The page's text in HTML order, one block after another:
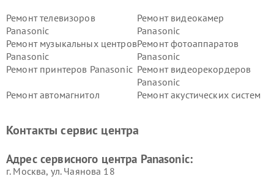
Ремонт телевизоров
Panasonic
Ремонт видеокамер
Panasonic
Ремонт музыкальных центров
Panasonic
Ремонт фотоаппаратов
Panasonic
Ремонт принтеров Panasonic Ремонт видеорекордеров
Panasonic
Ремонт автомагнитол
Ремонт акустических систем
панелей Panasonic
Контакты сервис центра
Адрес сервисного центра Panasonic:
г. Москва, ул. Чаянова 18